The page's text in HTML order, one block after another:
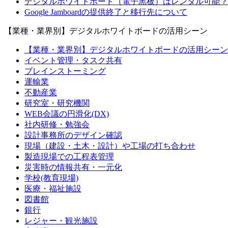
Google Jamboardの提供終了と移行先について
【業種・業界別】デジタルホワイトボードの活用シーン
【業種・業界別】デジタルホワイトボードの活用シー
イベント管理・タスク共有
ブレインストーミング
運輸業
不動産業
研究室・研究機関
WEB会議の円滑化(DX)
社内研修・勉強会
設計事務所のデザイン確認
現場（建設・土木・設計）や工場の打ち合わせ
製造現場での工程表管理
災害時の情報共有・一元化
学校(教育現場)
医療・福祉施設
図書館
銀行
レジャー・観光施設